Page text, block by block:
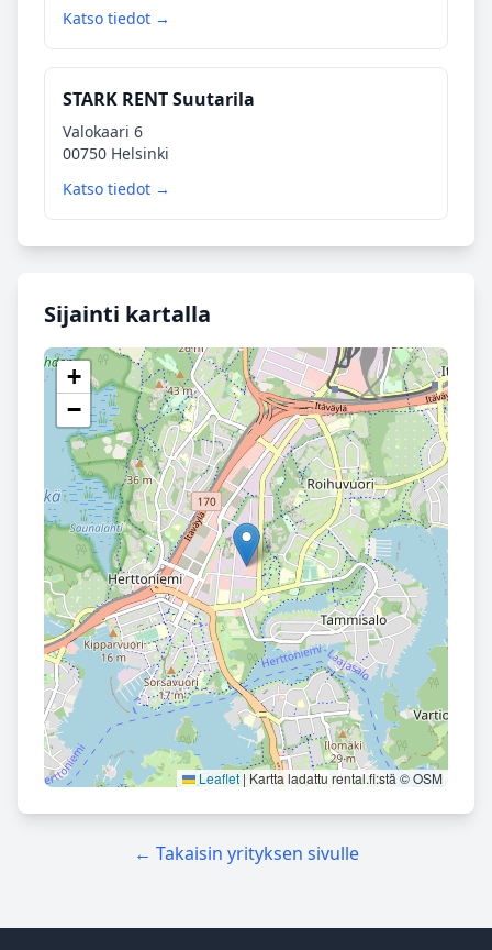
Katso tiedot →
STARK RENT Suutarila
Valokaari 6
00750 Helsinki
Katso tiedot →
Sijainti kartalla
+
−
Leaflet | Kartta ladattu rental.fi:stä © OSM
← Takaisin yrityksen sivulle